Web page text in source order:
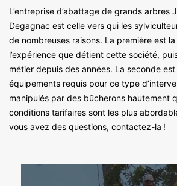
L’entreprise d’abattage de grands arbres
Degagnac est celle vers qui les
de nombreuses raisons. La première est
l’expérience que détient cette société,
métier depuis des années. La seconde est
équipements requis pour ce type
manipulés par des bûcherons hautement
conditions tarifaires sont les plus
vous avez des questions, contactez-la !